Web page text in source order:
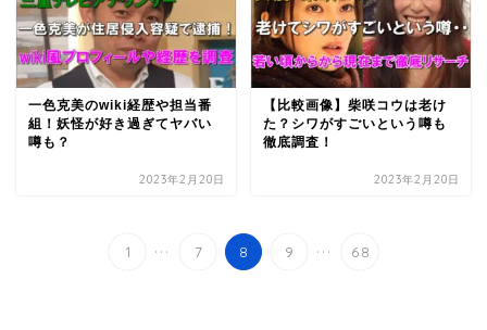
一色克美のwiki経歴や担当番
組！妖怪が好き過ぎてヤバい
噂も？
2023年2月20日
【比較画像】柴咲コウは老け
た？シワがすごいという噂も
徹底調査！
2023年2月20日
1 ... 7 8 9 ... 68